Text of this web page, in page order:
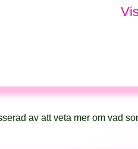
av att veta mer om vad